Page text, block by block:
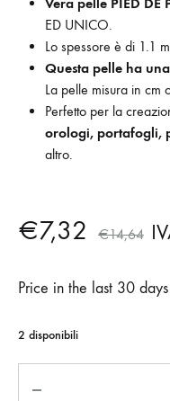
ED UNICO.
Lo spessore è di 1.1
Questa pelle ha
La pelle misura in cm
Perfetto per la
orologi, portafogli,
altro.
€7,32 €14,64
Price in the last 30
2 disponibili